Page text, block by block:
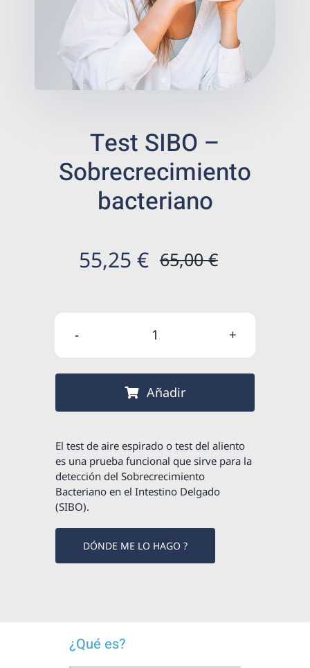
Bienestar
Salud digestiva
Tienda de salud
Centros ecommerce
Test SIBO –
Sobrecrecimiento
bacteriano
65,00€El
original
55,25€
El
actual
Test
Sobrecrecimiento
cantidad
Añadir
El test de aire espirado o test del aliento
es una prueba funcional que sirve para la
detección del Sobrecrecimiento
Bacteriano en el Intestino Delgado
(SIBO).
DÓNDE ME LO HAGO ?
¿Qué es?